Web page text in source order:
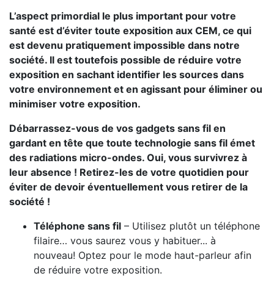
L’aspect primordial le plus important pour votre
santé est d’éviter toute exposition aux CEM, ce qui
est devenu pratiquement impossible dans notre
société. Il est toutefois possible de réduire votre
exposition en sachant identifier les sources dans
votre environnement et en agissant pour éliminer ou
minimiser votre exposition.
Débarrassez-vous de vos gadgets sans fil en
gardant en tête que toute technologie sans fil émet
des radiations micro-ondes. Oui, vous survivrez à
leur absence ! Retirez-les de votre quotidien pour
éviter de devoir éventuellement vous retirer de la
société !
Téléphone sans fil – Utilisez plutôt un téléphone
filaire… vous saurez vous y habituer... à
nouveau! Optez pour le mode haut-parleur afin
de réduire votre exposition.